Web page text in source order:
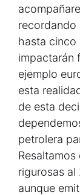
recordando
hasta cinco
impactarán
ejemplo
esta
de esta
petrolera
rigurosas
aunque